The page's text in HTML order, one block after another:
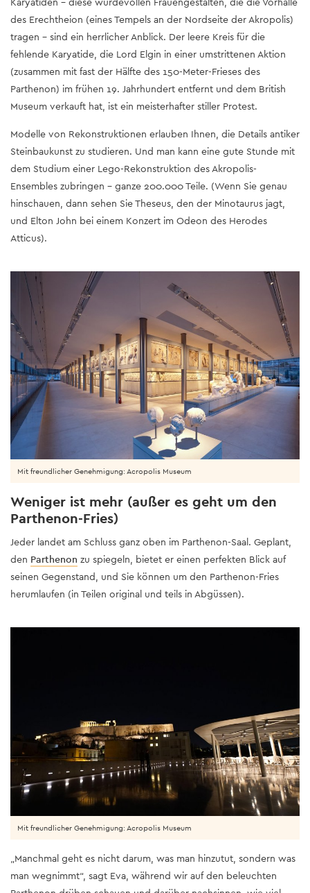
des Erechtheion (eines Tempels an der Nordseite der Akropolis)
tragen – sind ein herrlicher Anblick. Der leere Kreis für die
fehlende Karyatide, die Lord Elgin in einer umstrittenen Aktion
(zusammen mit fast der Hälfte des 150-Meter-Frieses des
Parthenon) im frühen 19. Jahrhundert entfernt und dem British
Museum verkauft hat, ist ein meisterhafter stiller Protest.
Modelle von Rekonstruktionen erlauben Ihnen, die Details antiker
Steinbaukunst zu studieren. Und man kann eine gute Stunde mit
dem Studium einer Lego-Rekonstruktion des Akropolis-
Ensembles zubringen – ganze 200.000 Teile. (Wenn Sie genau
hinschauen, dann sehen Sie Theseus, den der Minotaurus jagt,
und Elton John bei einem Konzert im Odeon des Herodes
Atticus).
Weniger ist mehr (außer es geht um den
Parthenon-Fries)
Jeder landet am Schluss ganz oben im Parthenon-Saal. Geplant,
den Parthenon zu spiegeln, bietet er einen perfekten Blick auf
seinen Gegenstand, und Sie können um den Parthenon-Fries
herumlaufen (in Teilen original und teils in Abgüssen).
Mit freundlicher Genehmigung: Acropolis Museum
Mit freundlicher Genehmigung: Acropolis Museum
„Manchmal geht es nicht darum, was man hinzutut, sondern was
man wegnimmt“, sagt Eva, während wir auf den beleuchten